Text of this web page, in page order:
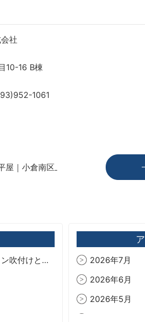
社
10-16 B棟
1061
屋｜小倉南区上吉田｜リノベーショ
リノベーション２～ウレタン吹付けと制振ダンパー
2026年7月
2026年6月
2026年5月